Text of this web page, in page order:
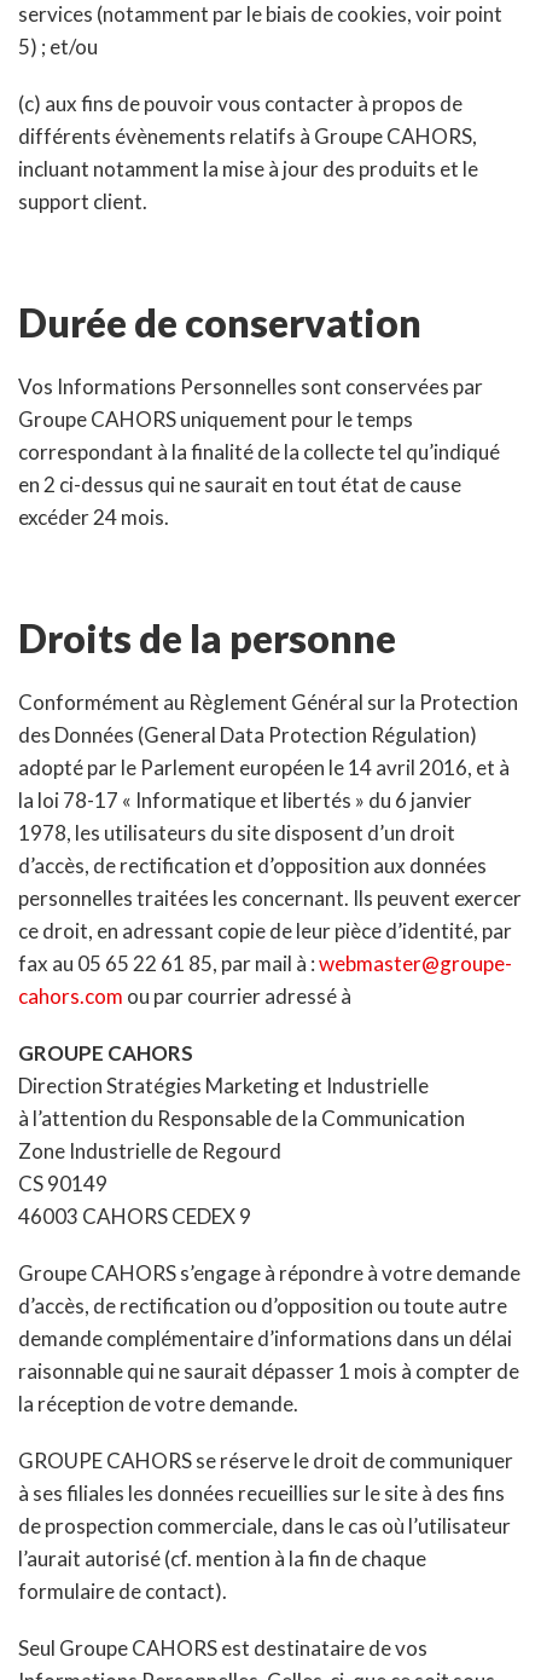
services (notamment par le biais de cookies, voir point
5) ; et/ou
(c) aux fins de pouvoir vous contacter à propos de
différents évènements relatifs à Groupe CAHORS,
incluant notamment la mise à jour des produits et le
support client.
Durée de conservation
Vos Informations Personnelles sont conservées par
Groupe CAHORS uniquement pour le temps
correspondant à la finalité de la collecte tel qu’indiqué
en 2 ci-dessus qui ne saurait en tout état de cause
excéder 24 mois.
Droits de la personne
Conformément au Règlement Général sur la Protection
des Données (General Data Protection Régulation)
adopté par le Parlement européen le 14 avril 2016, et à
la loi 78-17 « Informatique et libertés » du 6 janvier
1978, les utilisateurs du site disposent d’un droit
d’accès, de rectification et d’opposition aux données
personnelles traitées les concernant. Ils peuvent exercer
ce droit, en adressant copie de leur pièce d’identité, par
fax au 05 65 22 61 85, par mail à :webmaster@groupe-
cahors.com ou par courrier adressé à
GROUPE CAHORS
Direction Stratégies Marketing et Industrielle
à l’attention du Responsable de la Communication
Zone Industrielle de Regourd
CS 90149
46003 CAHORS CEDEX 9
Groupe CAHORS s’engage à répondre à votre demande
d’accès, de rectification ou d’opposition ou toute autre
demande complémentaire d’informations dans un délai
raisonnable qui ne saurait dépasser 1 mois à compter de
la réception de votre demande.
GROUPE CAHORS se réserve le droit de communiquer
à ses filiales les données recueillies sur le site à des fins
de prospection commerciale, dans le cas où l’utilisateur
l’aurait autorisé (cf. mention à la fin de chaque
formulaire de contact).
Seul Groupe CAHORS est destinataire de vos